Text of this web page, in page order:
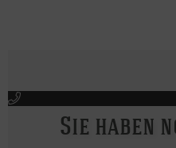
Sie haben